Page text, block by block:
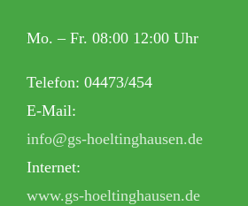
Mo. – Fr. 08:00 12:00 Uhr
Telefon: 04473/454
E-Mail:
info@gs-hoeltinghausen.de
Internet:
www.gs-hoeltinghausen.de